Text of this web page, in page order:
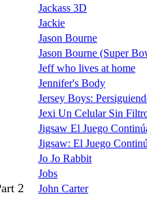
2
Jackass 3D
Jackie
Jason Bourne
Jason Bourne (Super
Jeff who lives at home
Jennifer's Body
Jersey Boys:
Jexi Un Celular Sin
Jigsaw El Juego
Jigsaw: El Juego
Jo Jo Rabbit
Jobs
John Carter